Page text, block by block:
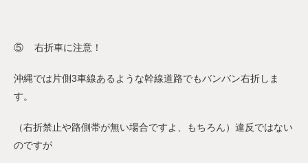
⑤ 右折車に注意！
沖縄では片側3車線あるような幹線道路でもバンバン右折しま
す。
（右折禁止や路側帯が無い場合ですよ、もちろん）違反ではない
のですが